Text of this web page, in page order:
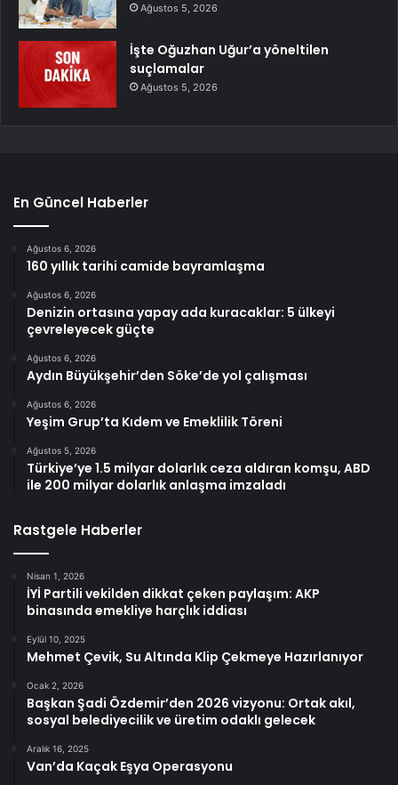
Ağustos 5, 2026
İşte Oğuzhan Uğur’a yöneltilen
suçlamalar
Ağustos 5, 2026
En Güncel Haberler
Ağustos 6, 2026
160 yıllık tarihi camide bayramlaşma
Ağustos 6, 2026
Denizin ortasına yapay ada kuracaklar: 5 ülkeyi
çevreleyecek güçte
Ağustos 6, 2026
Aydın Büyükşehir’den Söke’de yol çalışması
Ağustos 6, 2026
Yeşim Grup’ta Kıdem ve Emeklilik Töreni
Ağustos 5, 2026
Türkiye’ye 1.5 milyar dolarlık ceza aldıran komşu, ABD
ile 200 milyar dolarlık anlaşma imzaladı
Rastgele Haberler
Nisan 1, 2026
İYİ Partili vekilden dikkat çeken paylaşım: AKP
binasında emekliye harçlık iddiası
Eylül 10, 2025
Mehmet Çevik, Su Altında Klip Çekmeye Hazırlanıyor
Ocak 2, 2026
Başkan Şadi Özdemir’den 2026 vizyonu: Ortak akıl,
sosyal belediyecilik ve üretim odaklı gelecek
Aralık 16, 2025
Van’da Kaçak Eşya Operasyonu